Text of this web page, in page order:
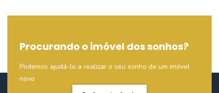
Procurando o imóvel dos sonhos?
Podemos ajudá-lo a realizar o seu sonho de um imóvel
novo